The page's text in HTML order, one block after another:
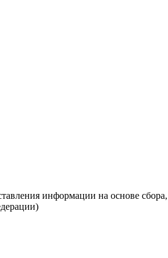
информации на основе сбора,